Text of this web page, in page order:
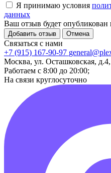
Я принимаю условия
данных
Ваш отзыв будет опубликован
Добавить отзыв Отмена
Связаться с нами
+7 (915) 167-90-97
Москва, ул. Осташковская,
Работаем с 8:00 до 20:00;
На связи круглосуточно